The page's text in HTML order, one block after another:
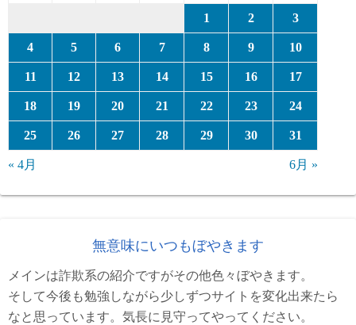
1 2 3
4 5 6 7 8 9 10
11 12 13 14 15 16 17
18 19 20 21 22 23 24
25 26 27 28 29 30 31
« 4月 6月 »
無意味にいつもぼやきます
メインは詐欺系の紹介ですがその他色々ぼやきます。
そして今後も勉強しながら少しずつサイトを変化出来たら
なと思っています。気長に見守ってやってください。